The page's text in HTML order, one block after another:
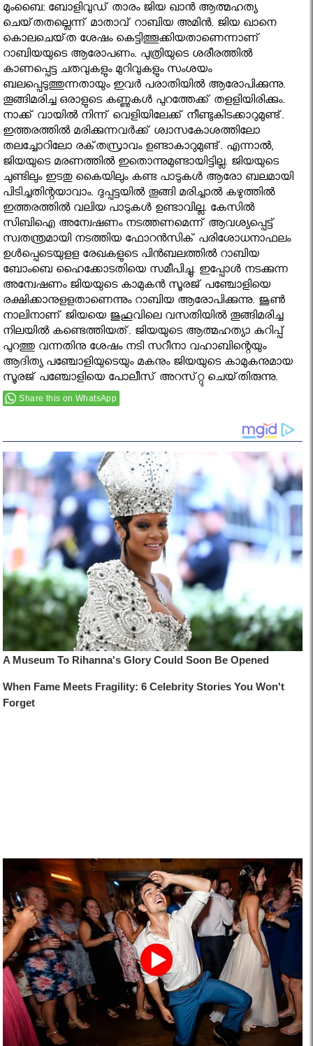
മുംബൈ: ബോളിവുഡ്‌ താരം ജിയ ഖാന്‍ ആത്മഹത്യ
ചെയ്‌തതല്ലെന്ന്‌ മാതാവ്‌ റാബിയ അമിൻ. ജിയ ഖാനെ
കൊലചെയ്‌ത ശേഷം കെട്ടിത്തൂക്കിയതാണെന്നാണ്‌
റാബിയയുടെ ആരോപണം. പുത്രിയുടെ ശരീരത്തില്‍
കാണപ്പെട്ട ചതവുകളും മുറിവുകളും സംശയം
ബലപ്പെടുത്തുന്നതായും ഇവര്‍ പരാതിയില്‍ ആരോപിക്കുന്നു.
തൂങ്ങിമരിച്ച ഒരാളുടെ കണ്ണുകള്‍ പുറത്തേക്ക്‌ തളളിയിരിക്കും.
നാക്ക്‌ വായില്‍ നിന്ന്‌ വെളിയിലേക്ക്‌ നീണ്ടുകിടക്കാറുമുണ്ട്‌.
ഇത്തരത്തില്‍ മരിക്കുന്നവര്‍ക്ക്‌ ശ്വാസകോശത്തിലോ
തലച്ചോറിലോ രക്‌തസ്രാവം ഉണ്ടാകാറുമുണ്ട്‌. എന്നാല്‍,
ജിയയുടെ മരണത്തില്‍ ഇതൊന്നുമുണ്ടായിട്ടില്ല. ജിയയുടെ
ചുണ്ടിലും ഇടതു കൈയിലും കണ്ട പാടുകള്‍ ആരോ ബലമായി
പിടിച്ചതിന്റയാവാം. ദുപ്പട്ടയില്‍ തൂങ്ങി മരിച്ചാല്‍ കഴുത്തില്‍
ഇത്തരത്തില്‍ വലിയ പാടുകള്‍ ഉണ്ടാവില്ല. കേസില്‍
സിബിഐ അന്വേഷണം നടത്തണമെന്ന്‌ ആവശ്യപ്പെട്ട്‌
സ്വതന്ത്രമായി നടത്തിയ ഫോറന്‍സിക്‌ പരിശോധനാഫലം
ഉള്‍പ്പെടെയുളള രേഖകളുടെ പിന്‍ബലത്തില്‍ റാബിയ
ബോംബെ ഹൈക്കോടതിയെ സമീപിച്ചു. ഇപ്പോള്‍ നടക്കുന്ന
അന്വേഷണം ജിയയുടെ കാമുകന്‍ സൂരജ്‌ പഞ്ചോളിയെ
രക്ഷിക്കാനുളളതാണെന്നും റാബിയ ആരോപിക്കുന്നു. ജൂണ്‍
നാലിനാണ്‌ ജിയയെ ജുഹൂവിലെ വസതിയില്‍ തൂങ്ങിമരിച്ച
നിലയില്‍ കണ്ടെത്തിയത്‌. ജിയയുടെ ആത്മഹത്യാ കുറിപ്പ്‌
പുറത്തു വന്നതിനു ശേഷം നടി സറീനാ വഹാബിന്റെയും
ആദിത്യ പഞ്ചോളിയുടെയും മകനും ജിയയുടെ കാമുകനുമായ
സൂരജ്‌ പഞ്ചോളിയെ പോലീസ്‌ അറസ്‌റ്റു ചെയ്‌തിരുന്നു.
Share this on WhatsApp